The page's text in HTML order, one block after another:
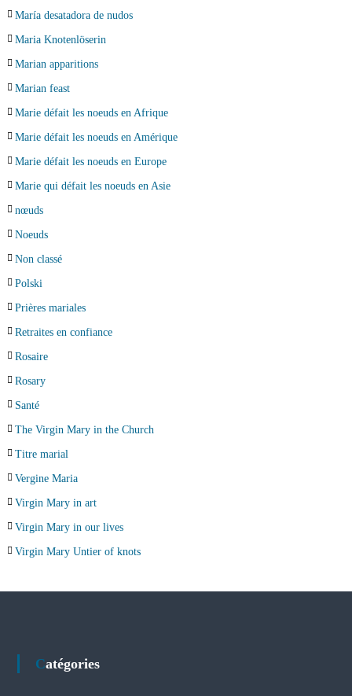
María desatadora de nudos
Maria Knotenlöserin
Marian apparitions
Marian feast
Marie défait les noeuds en Afrique
Marie défait les noeuds en Amérique
Marie défait les noeuds en Europe
Marie qui défait les noeuds en Asie
nœuds
Noeuds
Non classé
Polski
Prières mariales
Retraites en confiance
Rosaire
Rosary
Santé
The Virgin Mary in the Church
Titre marial
Vergine Maria
Virgin Mary in art
Virgin Mary in our lives
Virgin Mary Untier of knots
Catégories